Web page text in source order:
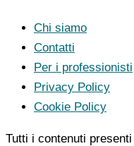
Chi siamo
Contatti
Per i professionisti
Privacy Policy
Cookie Policy
Tutti i contenuti